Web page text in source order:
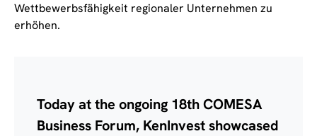
Wettbewerbsfähigkeit regionaler Unternehmen zu
erhöhen.
Today at the ongoing 18th COMESA
Business Forum, KenInvest showcased